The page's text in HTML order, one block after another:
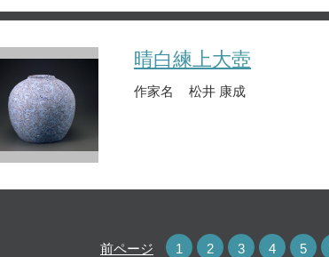
晴白練上大壺
作家名 松井 康成
前ページ 1 2 3 4 5